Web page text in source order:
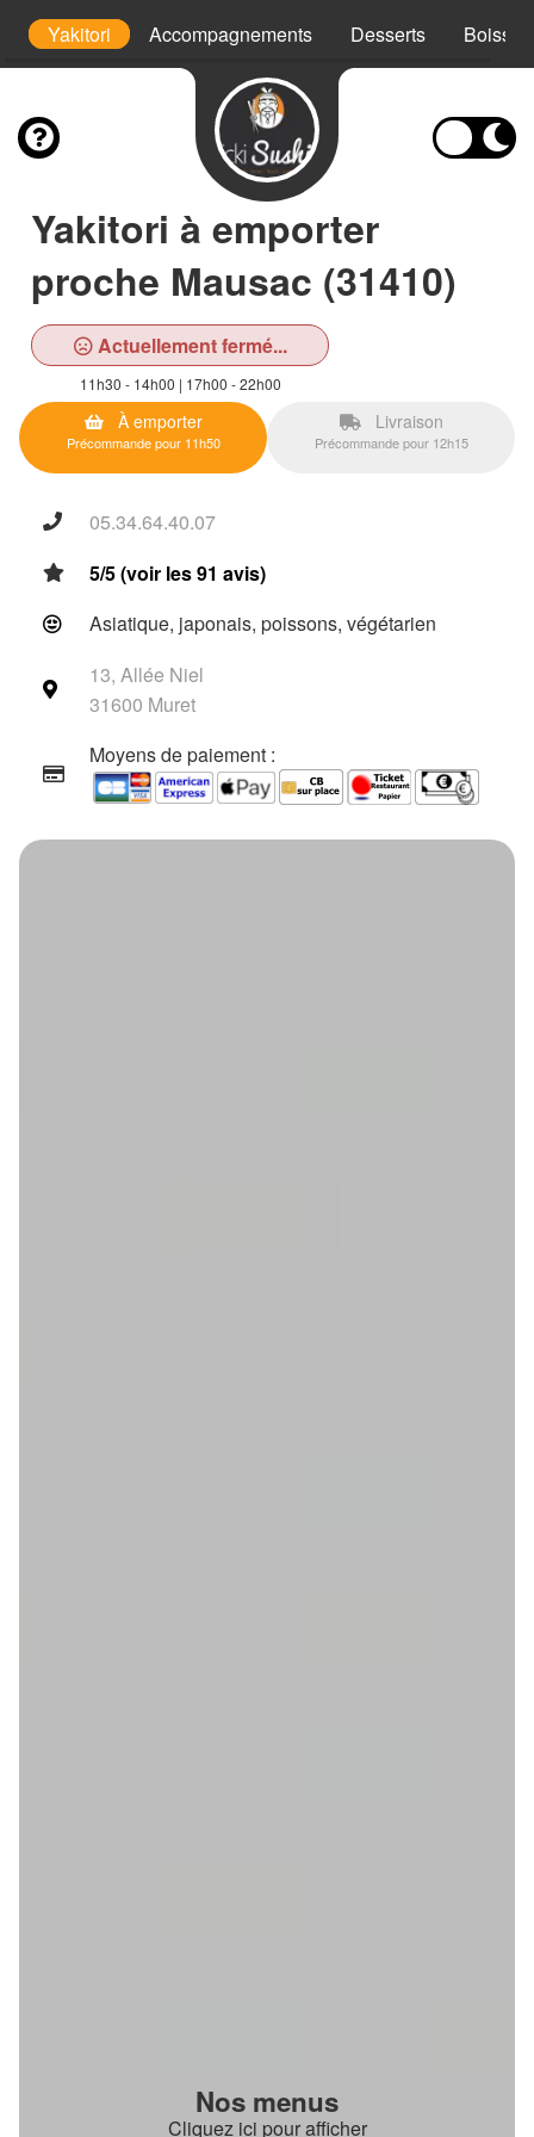
Yakitori Accompagnements Desserts
Yakitori à emporter
proche Mausac (31410)
Actuellement fermé...
11h30 - 14h00 | 17h00 - 22h00
À emporter
Précommande pour 11h50
Livraison
Précommande pour 12h15
05.34.64.40.07
5/5 (voir les 91 avis)
Asiatique, japonais, poissons, végétarien
13, Allée Niel
31600 Muret
Moyens de paiement :
Nos menus
Cliquez ici pour afficher